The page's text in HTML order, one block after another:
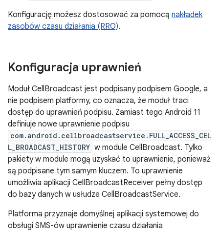
Konfigurację możesz dostosować za pomocą nakładek
zasobów czasu działania (RRO).
Konfiguracja uprawnień
Moduł CellBroadcast jest podpisany podpisem Google, a
nie podpisem platformy, co oznacza, że moduł traci
dostęp do uprawnień podpisu. Zamiast tego Android 11
definiuje nowe uprawnienie podpisu
com.android.cellbroadcastservice.FULL_ACCESS_CEL
L_BROADCAST_HISTORY w module CellBroadcast. Tylko
pakiety w module mogą uzyskać to uprawnienie, ponieważ
są podpisane tym samym kluczem. To uprawnienie
umożliwia aplikacji CellBroadcastReceiver pełny dostęp
do bazy danych w usłudze CellBroadcastService.
Platforma przyznaje domyślnej aplikacji systemowej do
obsługi SMS-ów uprawnienie czasu działania